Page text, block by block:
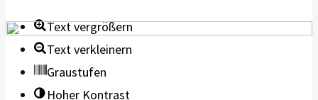
Text vergrößern
Text verkleinern
Graustufen
Hoher Kontrast